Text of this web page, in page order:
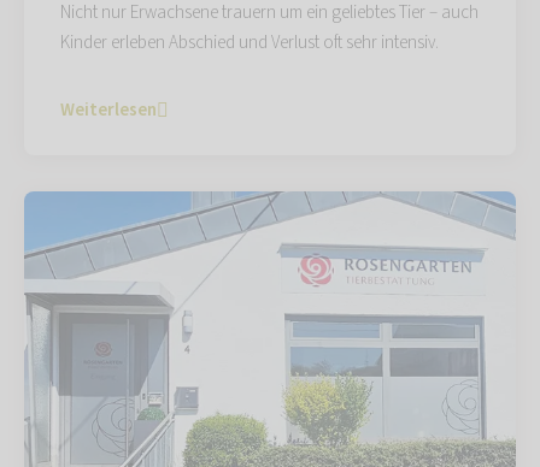
Nicht nur Erwachsene trauern um ein geliebtes Tier – auch
Kinder erleben Abschied und Verlust oft sehr intensiv.
Weiterlesen